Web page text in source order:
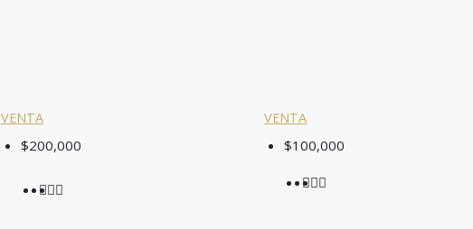
VENTA
$200,000
VENTA
$100,000